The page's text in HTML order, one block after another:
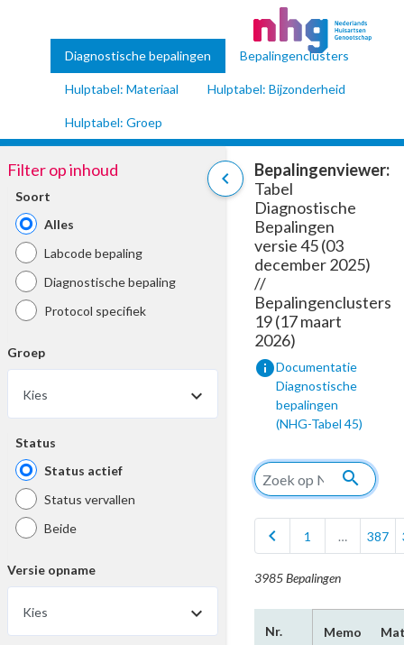
Diagnostische bepalingen Bepalingenclusters
Hulptabel: Materiaal Hulptabel: Bijzonderheid
Hulptabel: Groep
chevron_left
Filter op inhoud
Soort
Alles
Labcode bepaling
Diagnostische bepaling
Protocol specifiek
Groep
Kies
Status
Status actief
Status vervallen
Beide
Versie opname
Kies
Bepalingenviewer:
Tabel
Diagnostische
Bepalingen
versie 45 (03
december 2025)
//
Bepalingenclusters
19 (17 maart
2026)
infoDocumentatie
Diagnostische
bepalingen
(NHG-Tabel 45)
search
chevron_left 1 … 387
3985 Bepalingen
Nr. Memo